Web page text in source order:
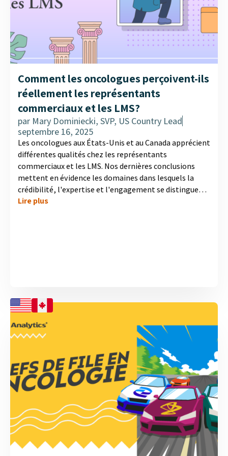
Comment les oncologues perçoivent-ils
réellement les représentants
commerciaux et les LMS?
par Mary Dominiecki, SVP, US Country Lead
septembre 16, 2025
Les oncologues aux États-Unis et au Canada apprécient
différentes qualités chez les représentants
commerciaux et les LMS. Nos dernières conclusions
mettent en évidence les domaines dans lesquels la
crédibilité, l'expertise et l'engagement se distinguent,
ainsi que les entreprises qui bénéficient de la plus forte
Lire plus